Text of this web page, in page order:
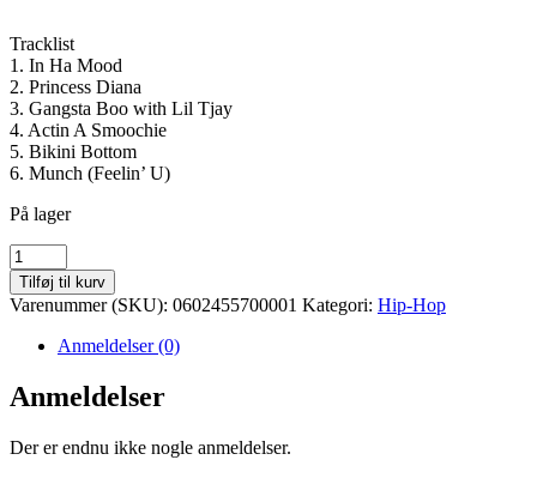
Tracklist
1. In Ha Mood
2. Princess Diana
3. Gangsta Boo with Lil Tjay
4. Actin A Smoochie
5. Bikini Bottom
6. Munch (Feelin’ U)
På lager
Ice
Spice
-
Like..?
(Vinyl)
Tilføj til kurv
Varenummer (SKU): 0602455700001 Kategori: Hip-Hop
Anmeldelser (0)
Anmeldelser
Der er endnu ikke nogle anmeldelser.